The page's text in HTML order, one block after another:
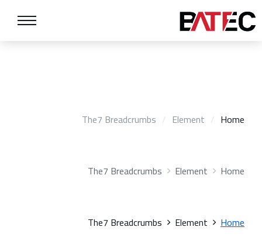
You are here:
Home
Element
The7 Breadcrumbs
You are here:
Home
Element
The7 Breadcrumbs
You are here:
Home
Element
The7 Breadcrumbs